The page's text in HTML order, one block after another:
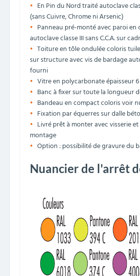
En Pin du Nord traité autoclave
(sans Cuivre, Chrome ni Arsenic)
Panneau pré-monté avec paroi en
autoclave classe III sans C.C.A. sur
Toiture en tôle ondulée coloris
sur structure avec vis de bardage
fourni
Vitre en polycarbonate épaisseur
Banc à fixer sur toute la longueur
Bandeau en compact coloris voir
Fixation par équerres sur dalle
Livré prêt à monter avec visserie
montage
Option : possibilité de gravure du
Nuancier de l'arrêt